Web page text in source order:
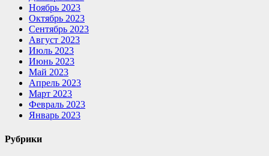
Ноябрь 2023
Октябрь 2023
Сентябрь 2023
Август 2023
Июль 2023
Июнь 2023
Май 2023
Апрель 2023
Март 2023
Февраль 2023
Январь 2023
Рубрики